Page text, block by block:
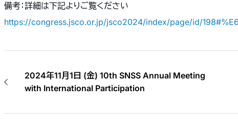
備考：詳細は下記よりご覧ください
https://congress.jsco.or.jp/jsco2024/index/page/id/
2024年11月1日 (金) 10th SNSS Annual Meeting
with International Participation